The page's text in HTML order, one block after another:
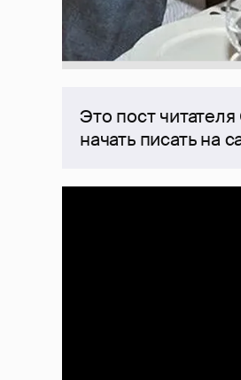
Это пост
начать писать на